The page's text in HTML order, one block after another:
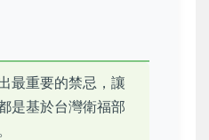
最重要的禁忌，讓
是基於台灣衛福部